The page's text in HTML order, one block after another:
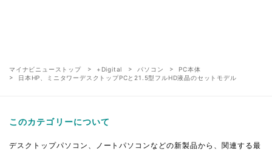
マイナビニューストップ +Digital パソコン
PC本体
日本HP、ミニタワーデスクトップPCと21.5型フルHD液晶のセットモデル
このカテゴリーについて
デスクトップパソコン、ノートパソコンなどの新製品から、関連する最